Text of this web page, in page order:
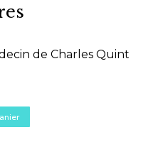
de Charles Quint